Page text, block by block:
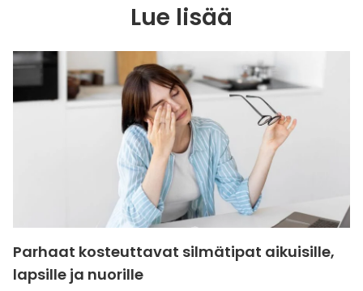
Lue lisää
Parhaat kosteuttavat silmätipat aikuisille,
lapsille ja nuorille